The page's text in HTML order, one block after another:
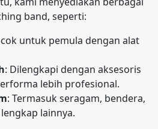
band, seperti:
untuk pemula dengan alat
: Dilengkapi dengan aksesoris
lebih profesional.
: Termasuk seragam, bendera,
lainnya.